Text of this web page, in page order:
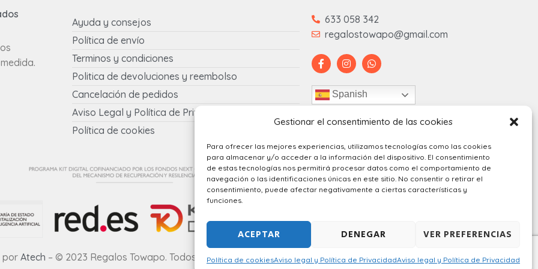
Gestionar el consentimiento de las cookies
Para ofrecer las mejores experiencias, utilizamos tecnologías como las cookies
para almacenar y/o acceder a la información del dispositivo. El consentimiento
de estas tecnologías nos permitirá procesar datos como el comportamiento de
navegación o las identificaciones únicas en este sitio. No consentir o retirar el
consentimiento, puede afectar negativamente a ciertas características y
funciones.
ACEPTAR DENEGAR VER PREFERENCIAS
Política de cookiesAviso legal y Política de PrivacidadAviso legal y Política de Privacidad
Ayuda y consejos
Política de envío
Terminos y condiciones
Politica de devoluciones y reembolso
Cancelación de pedidos
Aviso Legal y Política de Privacidad
Política de cookies
633 058 342
regalostowapo@gmail.com
Spanish
por Atech – © 2023 Regalos Towapo. Todos los derechos reservados.